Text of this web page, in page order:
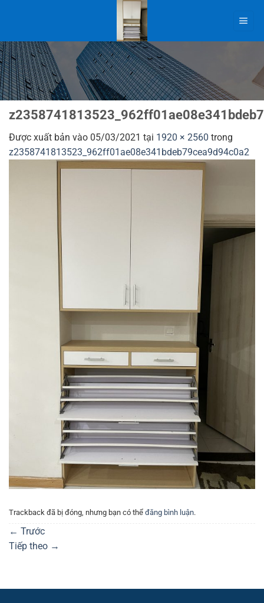
dung
Được xuất bản vào 05/03/2021 tại 1920 × 2560 trong
z2358741813523_962ff01ae08e341bdeb79cea9d94c0a2
Trackback đã bị đóng, nhưng bạn có thể đăng bình luận.
← Trước
Tiếp theo →